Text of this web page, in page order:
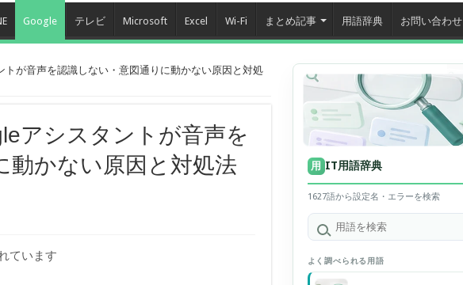
Google テレビ Microsoft Excel Wi-Fi まとめ記事 用語辞典 お問い合わせ
トが音声を認識しない・意図通りに動かない原因と対処
アシスタントが音声を
動かない原因と対処法
ています
用 IT用語辞典
1627語から設定名・エラーを検索
よく調べられる用語